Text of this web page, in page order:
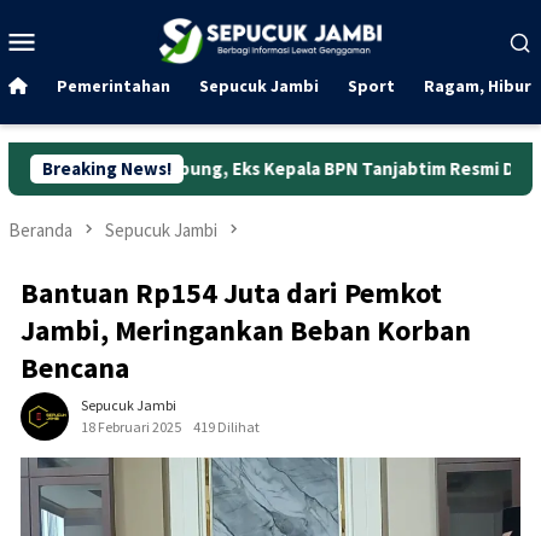
ke
Mobile
Pemerintahan Sepucuk Jambi Sport Ragam,
Breaking News!
Jabung, Eks Kepala BPN Tanjabtim Resmi Ditahan
Beranda Sepucuk Jambi
Bantuan Rp154 Juta dari Pemkot
Jambi, Meringankan Beban Korban
Bencana
Sepucuk Jambi
18 Februari 2025
419 Dilihat